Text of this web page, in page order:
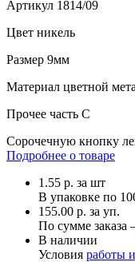
Артикул 1814/09
Цвет никель
Размер 9мм
Материал цветной
Прочее часть C
Сорочечную кнопку
Подробнее о товаре
1.55 р. за шт
В упаковке по
155.00 р. за уп.
По сумме заказа
В наличии
Условия работы